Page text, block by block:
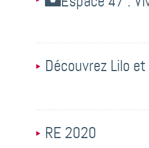
Découvrez Lilo
RE 2020